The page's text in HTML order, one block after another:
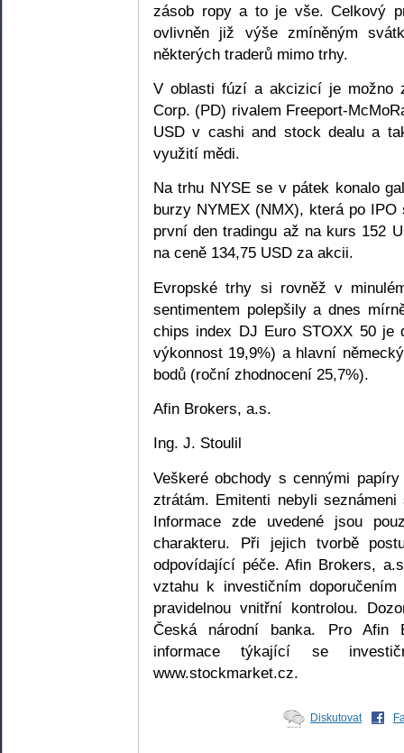
zásob ropy a to je vše. Celkový
ovlivněn již výše zmíněným
některých traderů mimo trhy.
V oblasti fúzí a akcizicí je možno
Corp. (PD) rivalem Freeport-
USD v cashi and stock dealu a
využití mědi.
Na trhu NYSE se v pátek konalo
burzy NYMEX (NMX), která po
první den tradingu až na kurs 152
na ceně 134,75 USD za akcii.
Evropské trhy si rovněž v
sentimentem polepšily a dnes
chips index DJ Euro STOXX 50 je
výkonnost 19,9%) a hlavní
bodů (roční zhodnocení 25,7%).
Afin Brokers, a.s.
Ing. J. Stoulil
Veškeré obchody s cennými
ztrátám. Emitenti nebyli
Informace zde uvedené jsou
charakteru. Při jejich tvorbě
odpovídající péče. Afin Brokers,
vztahu k investičním
pravidelnou vnitřní kontrolou.
Česká národní banka. Pro Afin
informace týkající se
www.stockmarket.cz.
Diskutovat